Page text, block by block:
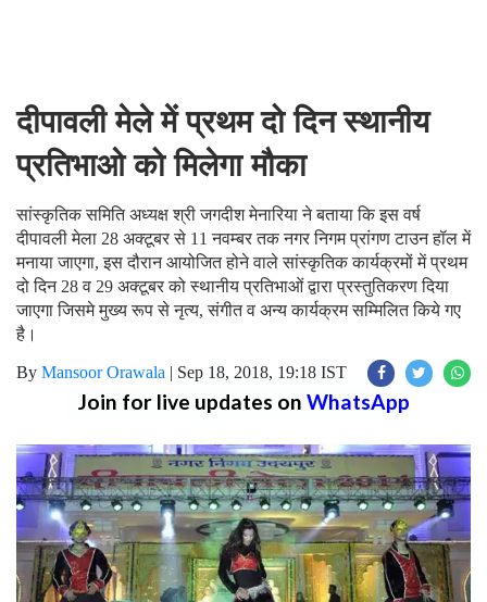
दीपावली मेले में प्रथम दो दिन स्थानीय
प्रतिभाओ को मिलेगा मौका
सांस्कृतिक समिति अध्यक्ष श्री जगदीश मेनारिया ने बताया कि इस वर्ष
दीपावली मेला 28 अक्टूबर से 11 नवम्बर तक नगर निगम प्रांगण टाउन हॉल में
मनाया जाएगा, इस दौरान आयोजित होने वाले सांस्कृतिक कार्यक्रमों में प्रथम
दो दिन 28 व 29 अक्टूबर को स्थानीय प्रतिभाओं द्वारा प्रस्तुतिकरण दिया
जाएगा जिसमे मुख्य रूप से नृत्य, संगीत व अन्य कार्यक्रम सम्मिलित किये गए
है।
By Mansoor Orawala | Sep 18, 2018, 19:18 IST
Join for live updates on WhatsApp